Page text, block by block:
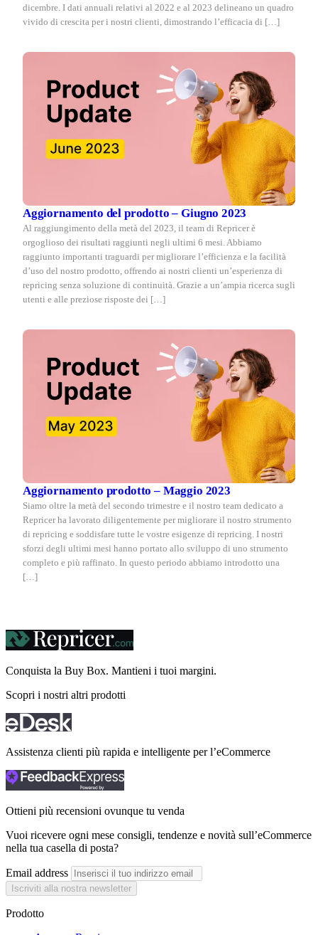
dicembre. I dati annuali relativi al 2022 e al 2023 delineano un quadro
vivido di crescita per i nostri clienti, dimostrando l’efficacia di […]
Aggiornamento del prodotto – Giugno 2023
Al raggiungimento della metà del 2023, il team di Repricer è
orgoglioso dei risultati raggiunti negli ultimi 6 mesi. Abbiamo
raggiunto importanti traguardi per migliorare l’efficienza e la facilità
d’uso del nostro prodotto, offrendo ai nostri clienti un’esperienza di
repricing senza soluzione di continuità. Grazie a un’ampia ricerca sugli
utenti e alle preziose risposte dei […]
Aggiornamento prodotto – Maggio 2023
Siamo oltre la metà del secondo trimestre e il nostro team dedicato a
Repricer ha lavorato diligentemente per migliorare il nostro strumento
di repricing e soddisfare tutte le vostre esigenze di repricing. I nostri
sforzi degli ultimi mesi hanno portato allo sviluppo di uno strumento
completo e più raffinato. In questo periodo abbiamo introdotto una
[…]
Conquista la Buy Box. Mantieni i tuoi margini.
Scopri i nostri altri prodotti
Assistenza clienti più rapida e intelligente per l’eCommerce
Ottieni più recensioni ovunque tu venda
Vuoi ricevere ogni mese consigli, tendenze e novità sull’eCommerce
nella tua casella di posta?
Email address
Iscriviti alla nostra newsletter
Prodotto